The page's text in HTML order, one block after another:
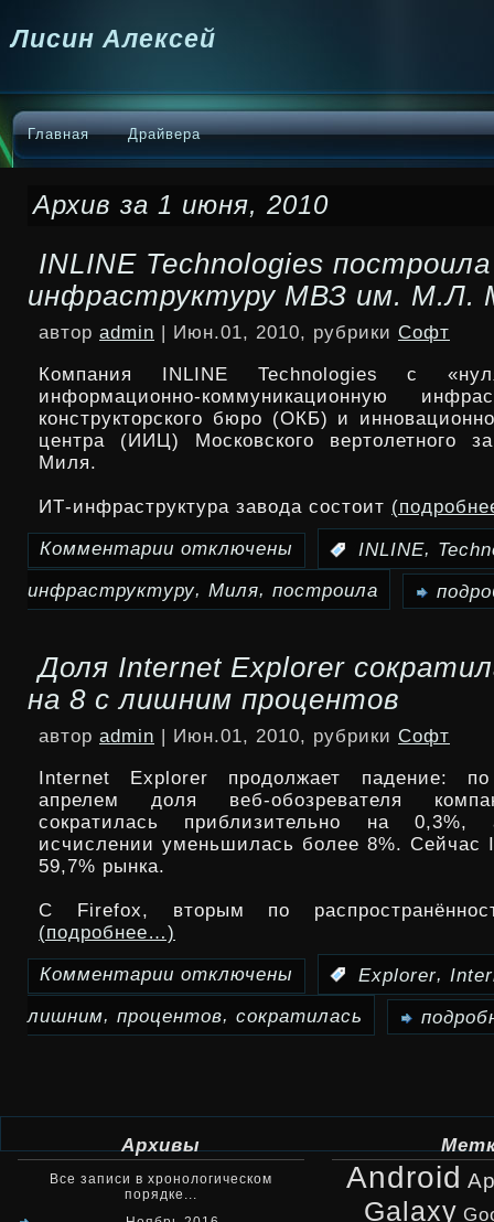
Лисин Алексей
Главная Драйвера
Архив за 1 июня, 2010
INLINE Technologies построила
инфраструктуру МВЗ им. М.Л.
автор admin | Июн.01, 2010, рубрики Софт
Компания INLINE Technologies с
информационно-коммуникационную
конструкторского бюро (ОКБ) и
центра (ИИЦ) Московского вертолетного
Миля.
ИТ-инфраструктура завода состоит
Комментарии
записи
Technologies
построила
инфраструктуру
МВЗ
им.
Миля
отключены INLINE,
инфраструктуру, Миля, построила
Доля Internet Explorer
на 8 с лишним процентов
автор admin | Июн.01, 2010, рубрики Софт
Internet Explorer продолжает падение:
апрелем доля веб-обозревателя
сократилась приблизительно на
исчислении уменьшилась более 8%. Сейчас
59,7% рынка.
С Firefox, вторым по
(подробнее…)
Комментарии
записи
сократилась
отключены Explorer,
лишним, процентов, сократилась
Архивы
Все записи в хронологическом
порядке...
Android
Galaxy